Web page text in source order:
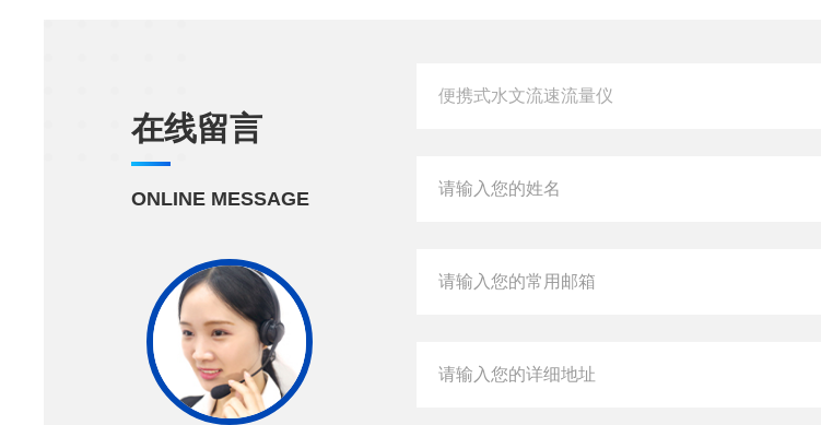
在线留言
ONLINE MESSAGE